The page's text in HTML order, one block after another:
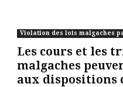
Violation des lois malgaches
Les cours et les
malgaches
aux dispositions